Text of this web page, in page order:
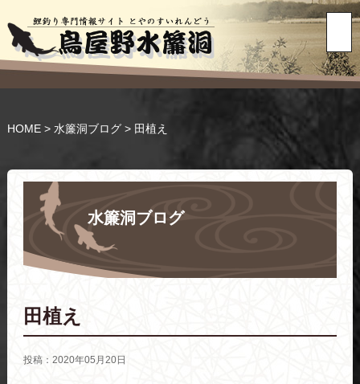
HOME> 水簾洞ブログ> 田植え
水簾洞ブログ
田植え
投稿：2020年05月20日